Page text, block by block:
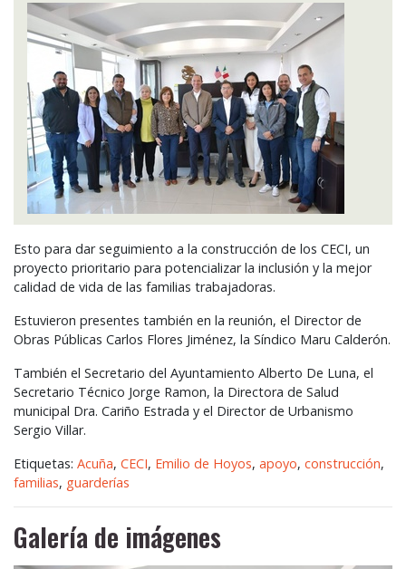
Esto para dar seguimiento a la construcción de los CECI, un
proyecto prioritario para potencializar la inclusión y la mejor
calidad de vida de las familias trabajadoras.
Estuvieron presentes también en la reunión, el Director de
Obras Públicas Carlos Flores Jiménez, la Síndico Maru Calderón.
También el Secretario del Ayuntamiento Alberto De Luna, el
Secretario Técnico Jorge Ramon, la Directora de Salud
municipal Dra. Cariño Estrada y el Director de Urbanismo
Sergio Villar.
Etiquetas: Acuña, CECI, Emilio de Hoyos, apoyo, construcción,
familias, guarderías
Galería de imágenes